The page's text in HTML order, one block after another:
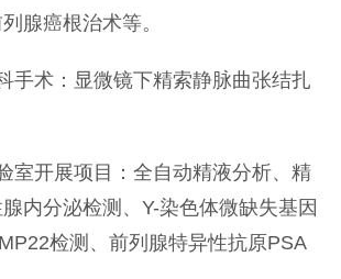
腺癌根治术等。
手术：显微镜下精索静脉曲张结扎
室开展项目：全自动精液分析、精
内分泌检测、Y-染色体微缺失基因
检测、前列腺特异性抗原PSA